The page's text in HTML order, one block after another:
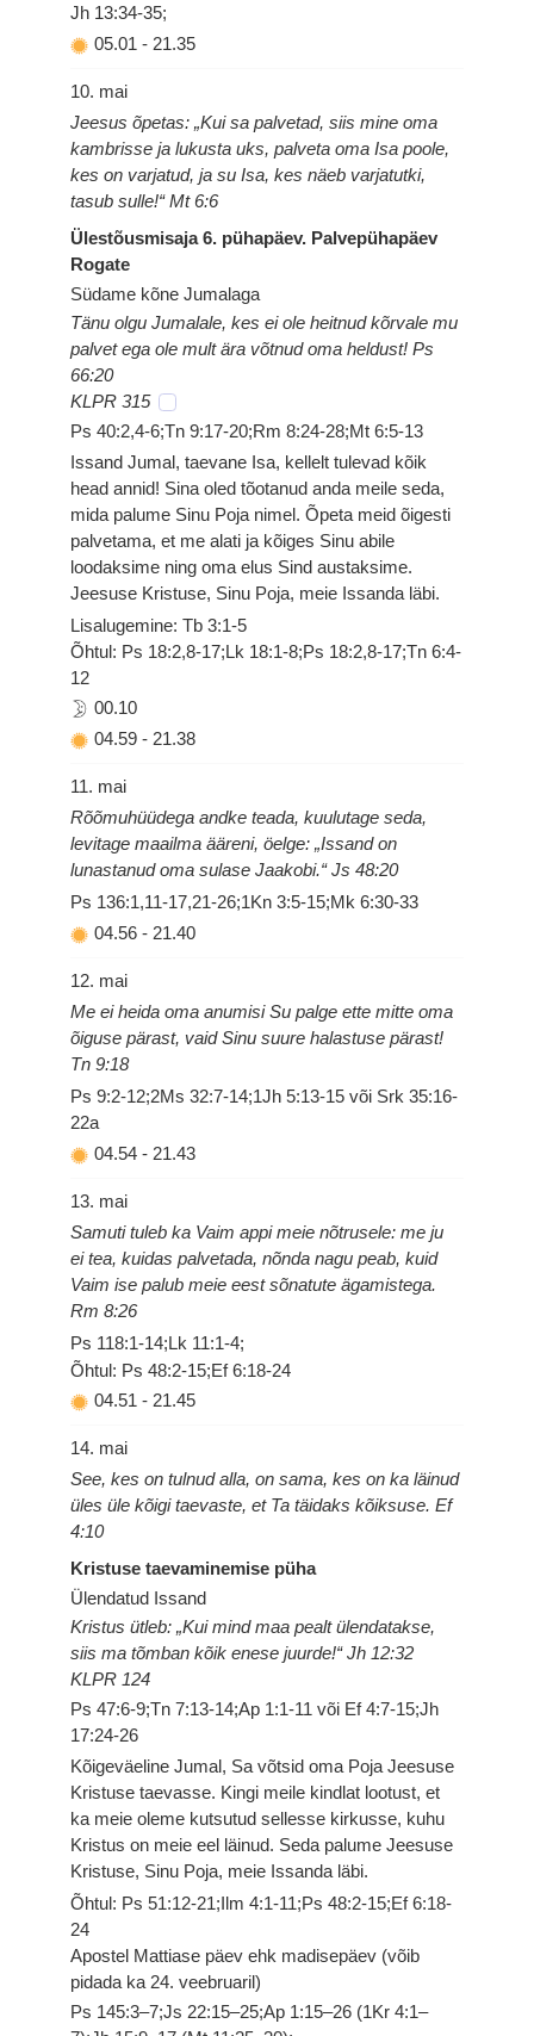
Jh 13:34-35;
05.01 - 21.35
10. mai
Jeesus õpetas: „Kui sa palvetad, siis mine oma
kambrisse ja lukusta uks, palveta oma Isa poole,
kes on varjatud, ja su Isa, kes näeb varjatutki,
tasub sulle!“ Mt 6:6
Ülestõusmisaja 6. pühapäev. Palvepühapäev
Rogate
Südame kõne Jumalaga
Tänu olgu Jumalale, kes ei ole heitnud kõrvale mu
palvet ega ole mult ära võtnud oma heldust! Ps
66:20
KLPR 315
Ps 40:2,4-6;Tn 9:17-20;Rm 8:24-28;Mt 6:5-13
Issand Jumal, taevane Isa, kellelt tulevad kõik
head annid! Sina oled tõotanud anda meile seda,
mida palume Sinu Poja nimel. Õpeta meid õigesti
palvetama, et me alati ja kõiges Sinu abile
loodaksime ning oma elus Sind austaksime.
Jeesuse Kristuse, Sinu Poja, meie Issanda läbi.
Lisalugemine: Tb 3:1-5
Õhtul: Ps 18:2,8-17;Lk 18:1-8;Ps 18:2,8-17;Tn 6:4-
12
00.10
04.59 - 21.38
11. mai
Rõõmuhüüdega andke teada, kuulutage seda,
levitage maailma ääreni, öelge: „Issand on
lunastanud oma sulase Jaakobi.“ Js 48:20
Ps 136:1,11-17,21-26;1Kn 3:5-15;Mk 6:30-33
04.56 - 21.40
12. mai
Me ei heida oma anumisi Su palge ette mitte oma
õiguse pärast, vaid Sinu suure halastuse pärast!
Tn 9:18
Ps 9:2-12;2Ms 32:7-14;1Jh 5:13-15 või Srk 35:16-
22a
04.54 - 21.43
13. mai
Samuti tuleb ka Vaim appi meie nõtrusele: me ju
ei tea, kuidas palvetada, nõnda nagu peab, kuid
Vaim ise palub meie eest sõnatute ägamistega.
Rm 8:26
Ps 118:1-14;Lk 11:1-4;
Õhtul: Ps 48:2-15;Ef 6:18-24
04.51 - 21.45
14. mai
See, kes on tulnud alla, on sama, kes on ka läinud
üles üle kõigi taevaste, et Ta täidaks kõiksuse. Ef
4:10
Kristuse taevaminemise püha
Ülendatud Issand
Kristus ütleb: „Kui mind maa pealt ülendatakse,
siis ma tõmban kõik enese juurde!“ Jh 12:32
KLPR 124
Ps 47:6-9;Tn 7:13-14;Ap 1:1-11 või Ef 4:7-15;Jh
17:24-26
Kõigeväeline Jumal, Sa võtsid oma Poja Jeesuse
Kristuse taevasse. Kingi meile kindlat lootust, et
ka meie oleme kutsutud sellesse kirkusse, kuhu
Kristus on meie eel läinud. Seda palume Jeesuse
Kristuse, Sinu Poja, meie Issanda läbi.
Õhtul: Ps 51:12-21;Ilm 4:1-11;Ps 48:2-15;Ef 6:18-
24
Apostel Mattiase päev ehk madisepäev (võib
pidada ka 24. veebruaril)
Ps 145:3–7;Js 22:15–25;Ap 1:15–26 (1Kr 4:1–